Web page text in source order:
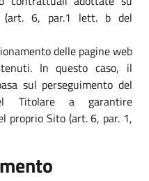
(art. 6, par.1 lett. b del
delle pagine web
In questo caso, il
sul perseguimento del
Titolare a garantire
proprio Sito (art. 6, par. 1,